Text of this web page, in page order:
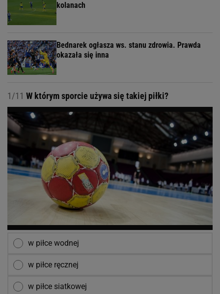
kolanach
Bednarek ogłasza ws. stanu zdrowia. Prawda
okazała się inna
1/11 W którym sporcie używa się takiej piłki?
w piłce wodnej
w piłce ręcznej
w piłce siatkowej